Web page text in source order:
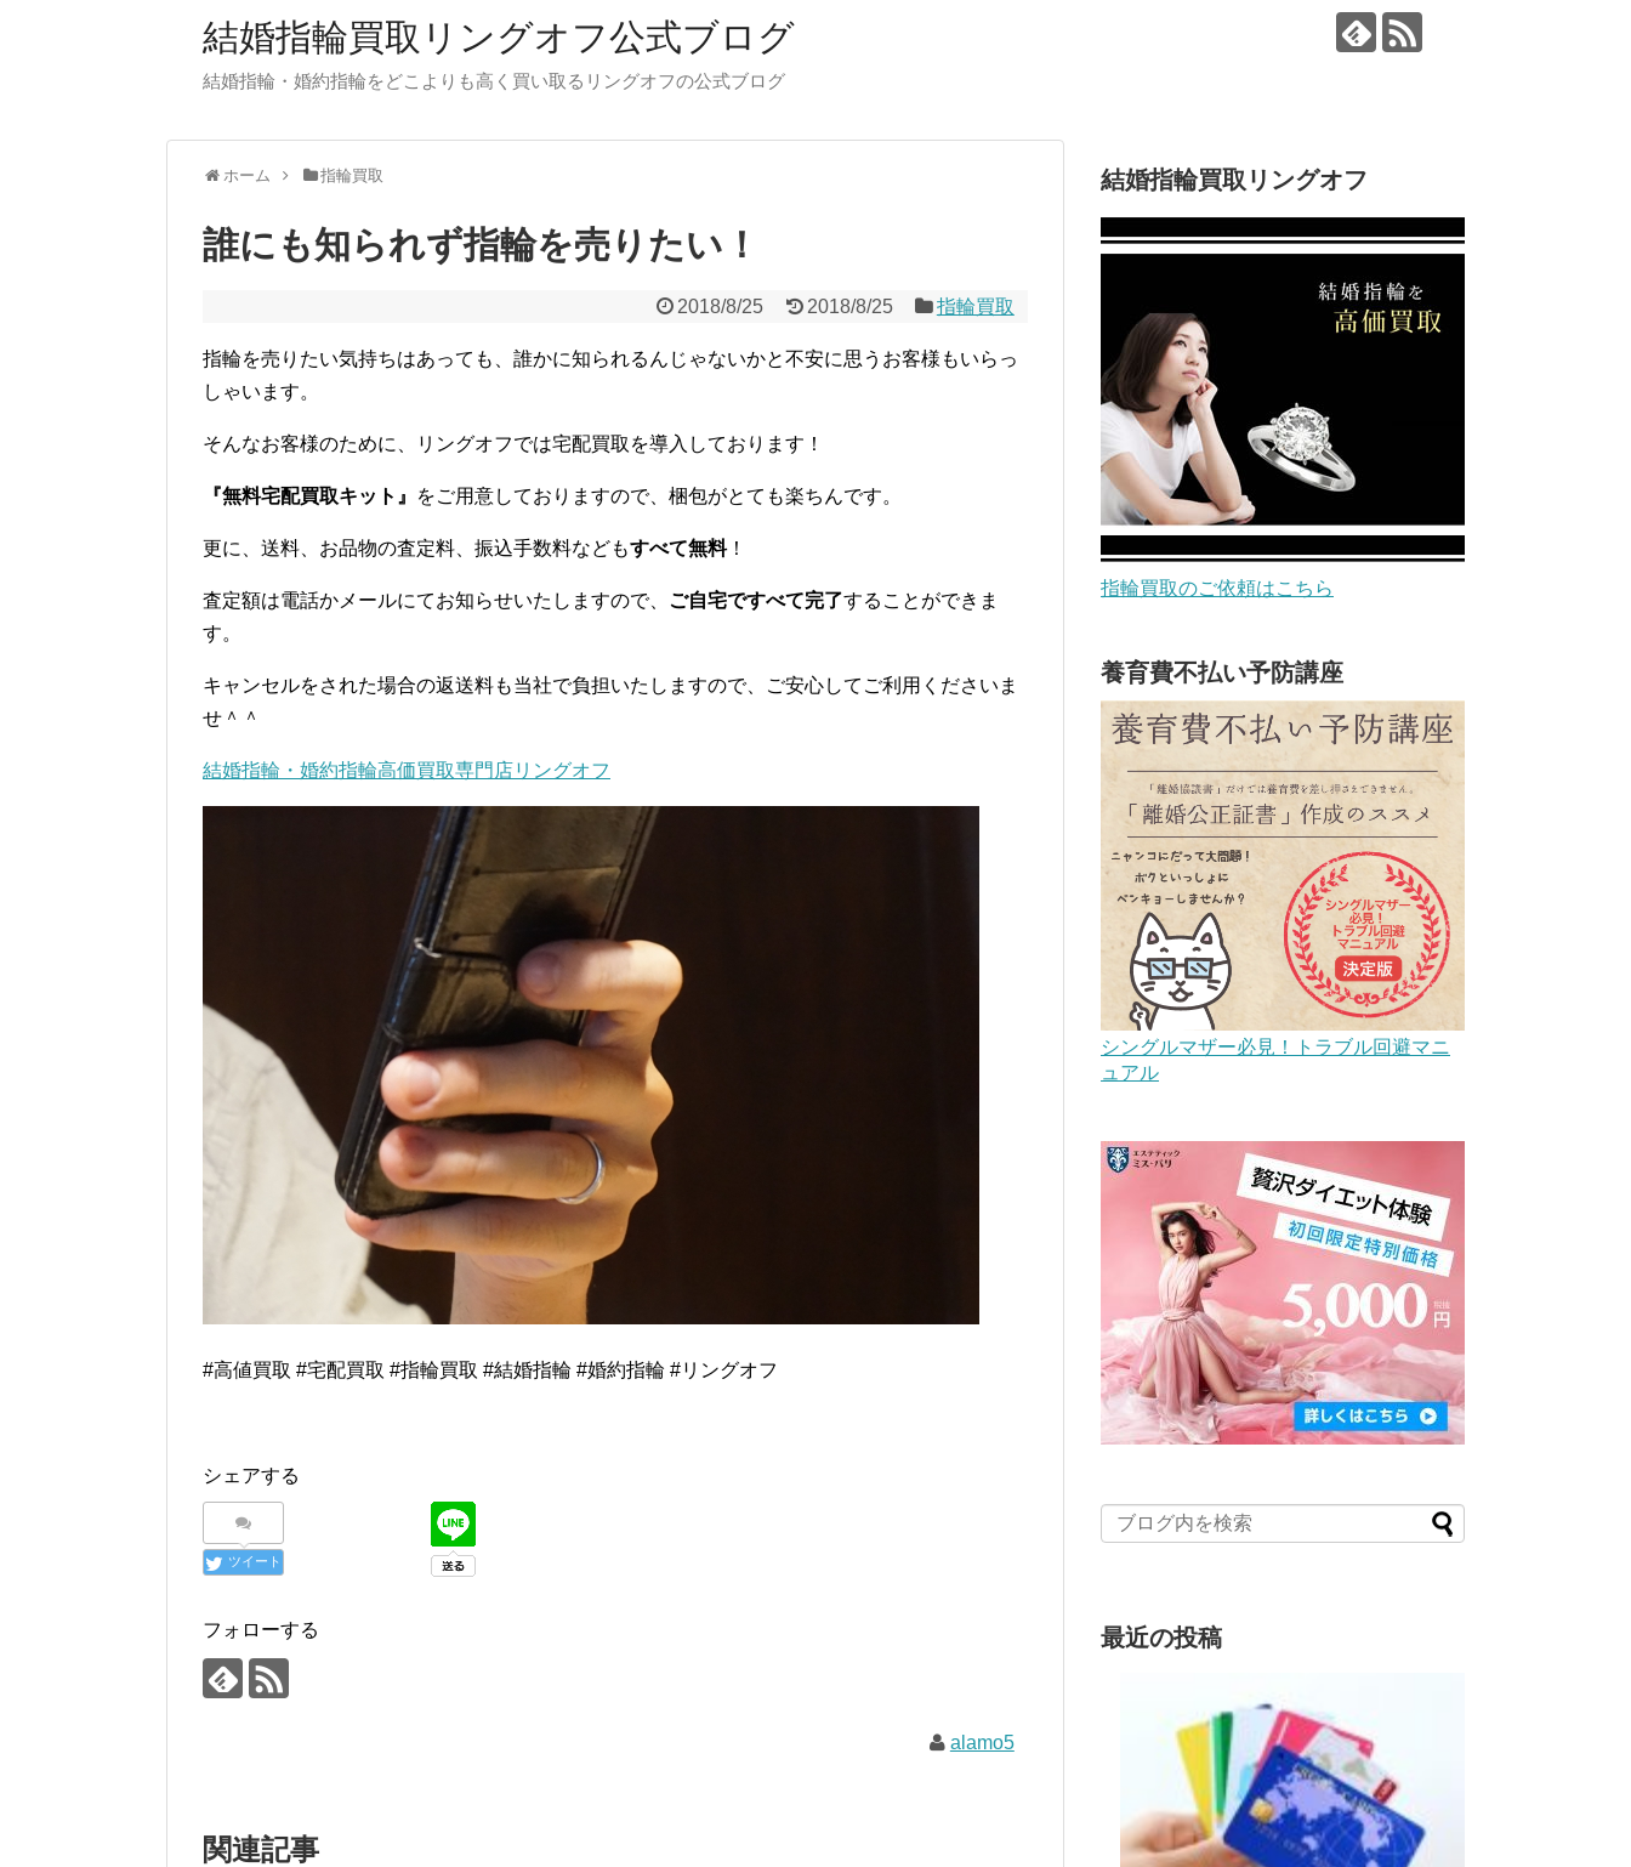
結婚指輪買取リングオフ公式ブログ
結婚指輪・婚約指輪をどこよりも高く買い取るリングオフの公式ブログ
ホーム 指輪買取
誰にも知られず指輪を売りたい！
2018/8/25 2018/8/25 指輪買取
指輪を売りたい気持ちはあっても、誰かに知られるんじゃないかと不安に思うお客様もいらっ
しゃいます。
そんなお客様のために、リングオフでは宅配買取を導入しております！
『無料宅配買取キット』 をご用意しておりますので、梱包がとても楽ちんです。
更に、送料、お品物の査定料、振込手数料などもすべて無料！
査定額は電話かメールにてお知らせいたしますので、 ご自宅ですべて完了することができま
す。
キャンセルをされた場合の返送料も当社で負担いたしますので、ご安心してご利用くださいま
せ＾＾
結婚指輪・婚約指輪高価買取専門店リングオフ
#高値買取 #宅配買取 #指輪買取 #結婚指輪 #婚約指輪 #リングオフ
シェアする
ツイート
フォローする
alamo5
関連記事
結婚指輪買取リングオフ
指輪買取のご依頼はこちら
養育費不払い予防講座
シングルマザー必見！トラブル回避マニ
ュアル
最近の投稿